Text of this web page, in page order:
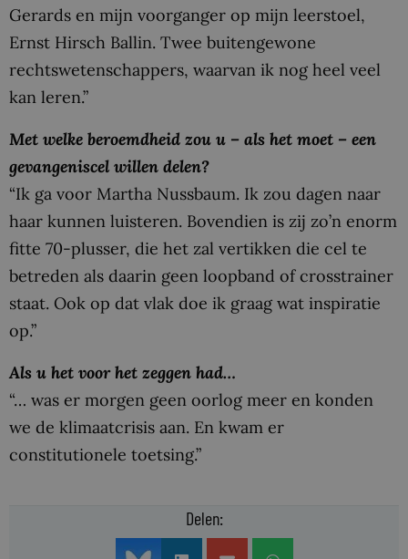
Gerards en mijn voorganger op mijn leerstoel,
Ernst Hirsch Ballin. Twee buitengewone
rechtswetenschappers, waarvan ik nog heel veel
kan leren.”
Met welke beroemdheid zou u – als het moet – een
gevangeniscel willen delen?
“Ik ga voor Martha Nussbaum. Ik zou dagen naar
haar kunnen luisteren. Bovendien is zij zo’n enorm
fitte 70-plusser, die het zal vertikken die cel te
betreden als daarin geen loopband of crosstrainer
staat. Ook op dat vlak doe ik graag wat inspiratie
op.”
Als u het voor het zeggen had…
“… was er morgen geen oorlog meer en konden
we de klimaatcrisis aan. En kwam er
constitutionele toetsing.”
Delen: